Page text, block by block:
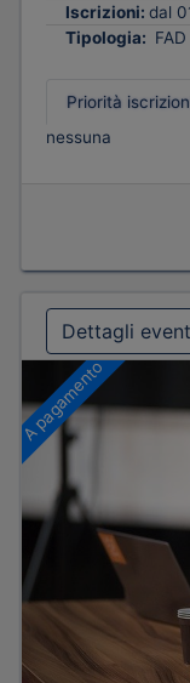
Iscrizioni: dal
Tipologia:
Priorità
nessuna
Dettagli
A pagamento